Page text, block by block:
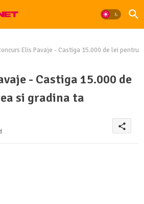
Elis Pavaje - Castiga 15.000 de lei pentru
- Castiga 15.000 de
si gradina ta
share